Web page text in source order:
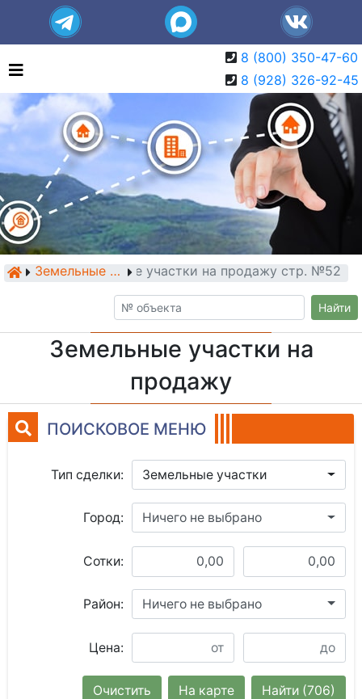
8 (800) 350-47-60
8 (928) 326-92-45
Земельные участки
Земельные участки на продажу стр. №52
Найти
Земельные участки на
продажу
ПОИСКОВОЕ МЕНЮ
Тип сделки: Земельные участки
Город: Ничего не выбрано
Сотки:
Район: Ничего не выбрано
Цена:
Найти (706)
На карте
Очистить